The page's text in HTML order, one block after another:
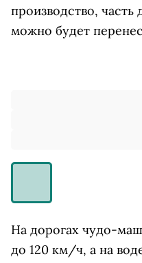
производство,
можно будет
На дорогах чудо-
до 120 км/ч, а на